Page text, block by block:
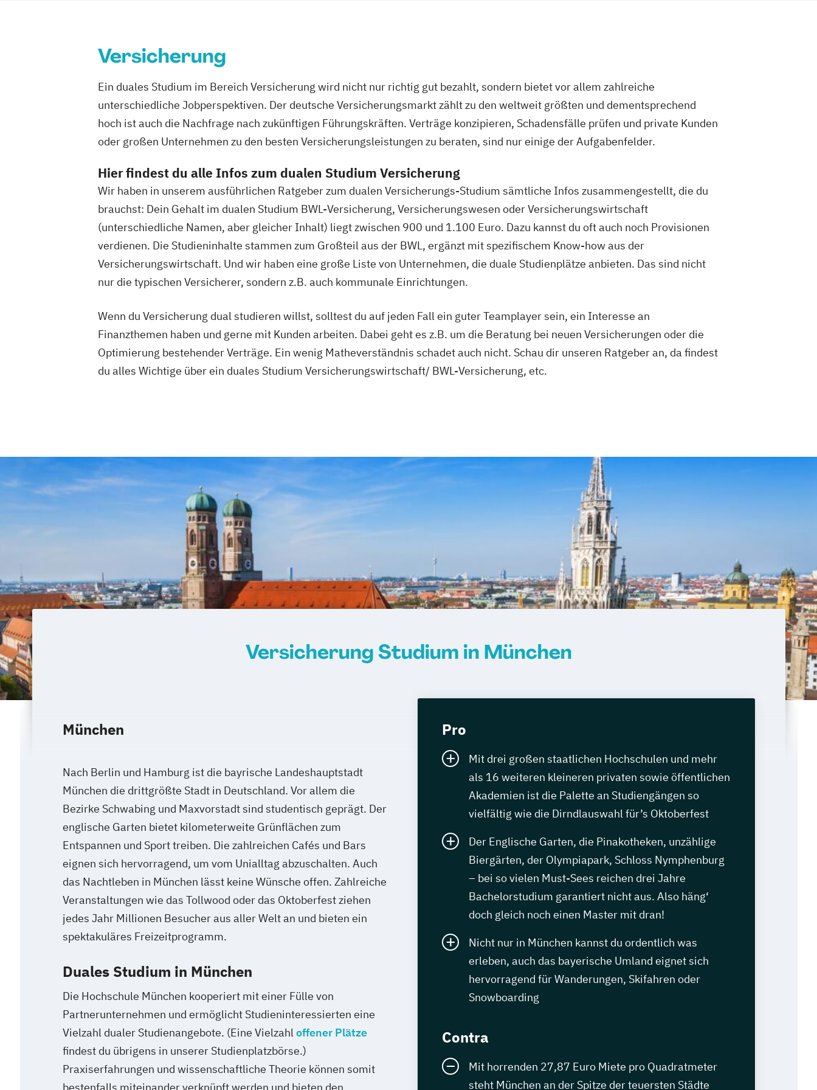
Versicherung
Ein duales Studium im Bereich Versicherung wird nicht nur richtig gut bezahlt, sondern bietet vor allem zahlreiche
unterschiedliche Jobperspektiven. Der deutsche Versicherungsmarkt zählt zu den weltweit größten und dementsprechend
hoch ist auch die Nachfrage nach zukünftigen Führungskräften. Verträge konzipieren, Schadensfälle prüfen und private Kunden
oder großen Unternehmen zu den besten Versicherungsleistungen zu beraten, sind nur einige der Aufgabenfelder.
Hier findest du alle Infos zum dualen Studium Versicherung
Wir haben in unserem ausführlichen Ratgeber zum dualen Versicherungs-Studium sämtliche Infos zusammengestellt, die du
brauchst: Dein Gehalt im dualen Studium BWL-Versicherung, Versicherungswesen oder Versicherungswirtschaft
(unterschiedliche Namen, aber gleicher Inhalt) liegt zwischen 900 und 1.100 Euro. Dazu kannst du oft auch noch Provisionen
verdienen. Die Studieninhalte stammen zum Großteil aus der BWL, ergänzt mit spezifischem Know-how aus der
Versicherungswirtschaft. Und wir haben eine große Liste von Unternehmen, die duale Studienplätze anbieten. Das sind nicht
nur die typischen Versicherer, sondern z.B. auch kommunale Einrichtungen.
Wenn du Versicherung dual studieren willst, solltest du auf jeden Fall ein guter Teamplayer sein, ein Interesse an
Finanzthemen haben und gerne mit Kunden arbeiten. Dabei geht es z.B. um die Beratung bei neuen Versicherungen oder die
Optimierung bestehender Verträge. Ein wenig Matheverständnis schadet auch nicht. Schau dir unseren Ratgeber an, da findest
du alles Wichtige über ein duales Studium Versicherungswirtschaft/ BWL-Versicherung, etc.
Versicherung Studium in München
München
Nach Berlin und Hamburg ist die bayrische Landeshauptstadt
München die drittgrößte Stadt in Deutschland. Vor allem die
Bezirke Schwabing und Maxvorstadt sind studentisch geprägt. Der
englische Garten bietet kilometerweite Grünflächen zum
Entspannen und Sport treiben. Die zahlreichen Cafés und Bars
eignen sich hervorragend, um vom Unialltag abzuschalten. Auch
das Nachtleben in München lässt keine Wünsche offen. Zahlreiche
Veranstaltungen wie das Tollwood oder das Oktoberfest ziehen
jedes Jahr Millionen Besucher aus aller Welt an und bieten ein
spektakuläres Freizeitprogramm.
Duales Studium in München
Die Hochschule München kooperiert mit einer Fülle von
Partnerunternehmen und ermöglicht Studieninteressierten eine
Vielzahl dualer Studienangebote. (Eine Vielzahloffener Plätze
findest du übrigens in unserer Studienplatzbörse.)
Praxiserfahrungen und wissenschaftliche Theorie können somit
Pro
Mit drei großen staatlichen Hochschulen und mehr
als 16 weiteren kleineren privaten sowie öffentlichen
Akademien ist die Palette an Studiengängen so
vielfältig wie die Dirndlauswahl für’s Oktoberfest
Der Englische Garten, die Pinakotheken, unzählige
Biergärten, der Olympiapark, Schloss Nymphenburg
– bei so vielen Must-Sees reichen drei Jahre
Bachelorstudium garantiert nicht aus. Also häng‘
doch gleich noch einen Master mit dran!
Nicht nur in München kannst du ordentlich was
erleben, auch das bayerische Umland eignet sich
hervorragend für Wanderungen, Skifahren oder
Snowboarding
Contra
Mit horrenden 27,87 Euro Miete pro Quadratmeter
steht München an der Spitze der teuersten Städte